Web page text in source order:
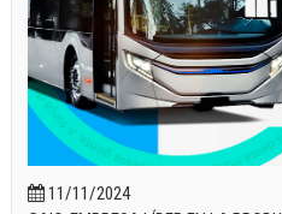
11/11/2024